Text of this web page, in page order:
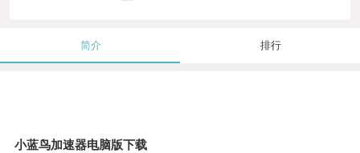
简介 排行
小蓝鸟加速器电脑版下载